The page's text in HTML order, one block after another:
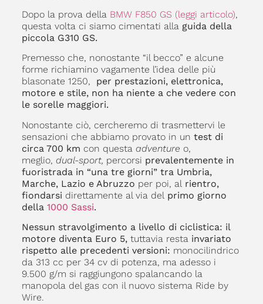
Dopo la prova della BMW F850 GS (leggi articolo),
questa volta ci siamo cimentati alla guida della
piccola G310 GS.
Premesso che, nonostante “il becco” e alcune
forme richiamino vagamente l’idea delle più
blasonate 1250, per prestazioni, elettronica,
motore e stile, non ha niente a che vedere con
le sorelle maggiori.
Nonostante ciò, cercheremo di trasmettervi le
sensazioni che abbiamo provato in un test di
circa 700 km con questa adventure o,
meglio, dual-sport, percorsi prevalentemente in
fuoristrada in “una tre giorni” tra Umbria,
Marche, Lazio e Abruzzo per poi, al rientro,
fiondarsi direttamente al via del primo giorno
della 1000 Sassi.
Nessun stravolgimento a livello di ciclistica: il
motore diventa Euro 5,tuttavia resta invariato
rispetto alle precedenti versioni: monocilindrico
da 313 cc per 34 cv di potenza, ma adesso i
9.500 g/m si raggiungono spalancando la
manopola del gas con il nuovo sistema Ride by
Wire.